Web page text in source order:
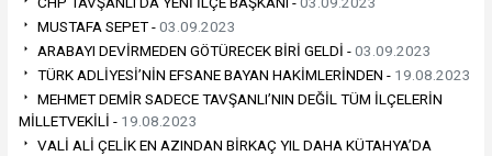
MUSTAFA SEPET -03.09.2023
ARABAYI DEVİRMEDEN GÖTÜRECEK BİRİ GELDİ -03.09.2023
TÜRK ADLİYESİ’NİN EFSANE BAYAN HAKİMLERİNDEN - 19.08.2023
MEHMET DEMİR SADECE TAVŞANLI’NIN DEĞİL TÜM İLÇELERİN
MİLLETVEKİLİ - 19.08.2023
VALİ ALİ ÇELİK EN AZINDAN BİRKAÇ YIL DAHA KÜTAHYA’DA